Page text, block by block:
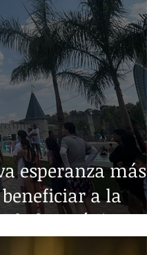
esperanza más
a la
crónicas